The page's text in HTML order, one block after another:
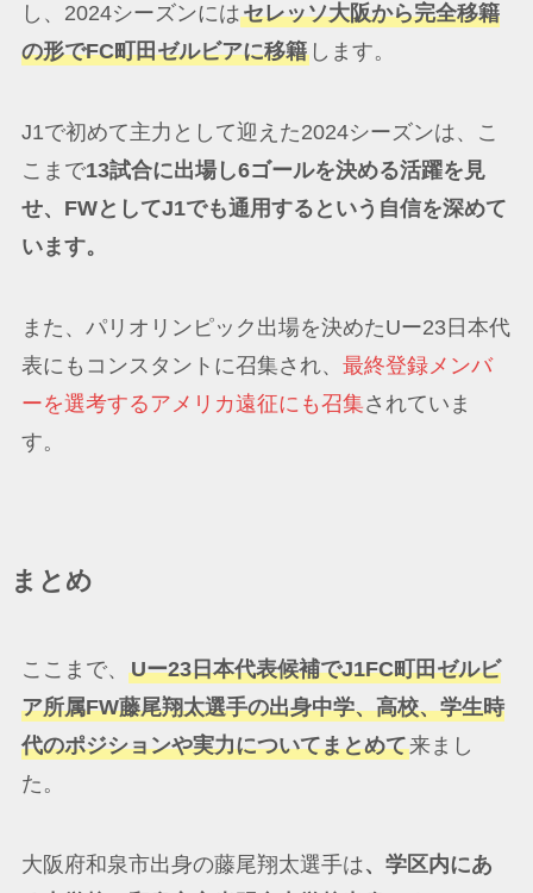
し、2024シーズンにはセレッソ大阪から完全移籍
の形でFC町田ゼルビアに移籍します。
J1で初めて主力として迎えた2024シーズンは、こ
こまで13試合に出場し6ゴールを決める活躍を見
せ、FWとしてJ1でも通用するという自信を深めて
います。
また、パリオリンピック出場を決めたUー23日本代
表にもコンスタントに召集され、 最終登録メンバ
ーを選考するアメリカ遠征にも召集されていま
す。
まとめ
ここまで、 Uー23日本代表候補でJ1FC町田ゼルビ
ア所属FW藤尾翔太選手の出身中学、高校、学生時
代のポジションや実力についてまとめて来まし
た。
大阪府和泉市出身の藤尾翔太選手は、学区内にあ